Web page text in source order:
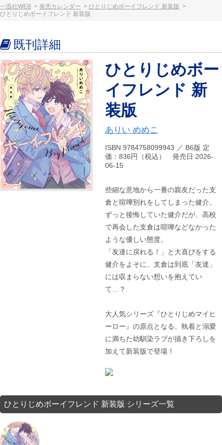
一迅社WEB 発売カレンダー
ひとりじめボーイフレンド 新装版
ひとりじめボーイフレンド 新装版
既刊詳細
ひとりじめボー
イフレンド 新
装版
ありい めめこ
ISBN 9784758099943 ／ B6版 定
価：836円（税込） 発売日 2026-
06-15
些細な意地から一番の親友だった支
倉と喧嘩別れをしてしまった健介。
ずっと後悔していた健介だが、高校
で再会した支倉は喧嘩などなかった
ような優しい態度。
「友達に戻れる！」と大喜びをする
健介をよそに、支倉は到底「友達」
には収まらない想いを抱えてい
て…？
大人気シリーズ『ひとりじめマイヒ
ーロー』の原点となる、執着と溺愛
に満ちた幼馴染ラブが描き下ろしを
加えて新装版で登場！
ひとりじめボーイフレンド 新装版 シリーズ一覧